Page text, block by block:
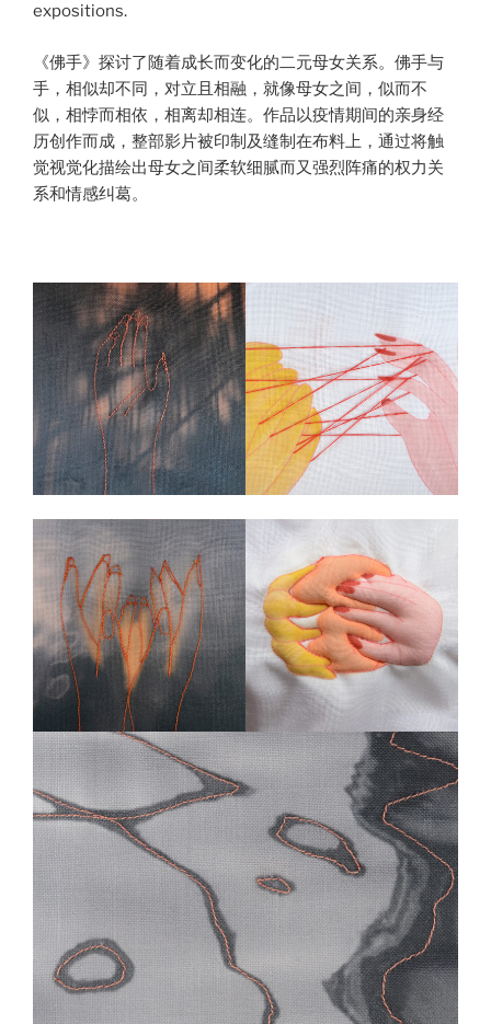
expositions.
《佛手》探讨了随着成长而变化的二元母女关系。佛手与
手，相似却不同，对立且相融，就像母女之间，似而不
似，相悖而相依，相离却相连。作品以疫情期间的亲身经
历创作而成，整部影片被印制及缝制在布料上，通过将触
觉视觉化描绘出母女之间柔软细腻而又强烈阵痛的权力关
系和情感纠葛。